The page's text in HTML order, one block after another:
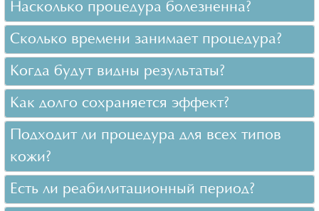
Насколько процедура болезненна?
Сколько времени занимает процедура?
Когда будут видны результаты?
Как долго сохраняется эффект?
Подходит ли процедура для всех типов
кожи?
Есть ли реабилитационный период?